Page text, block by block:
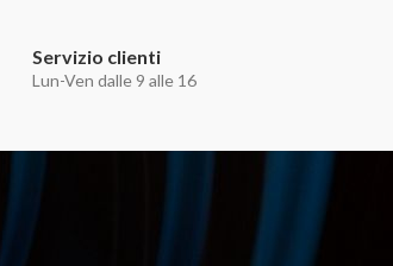
Servizio clienti
Lun-Ven dalle 9 alle 16